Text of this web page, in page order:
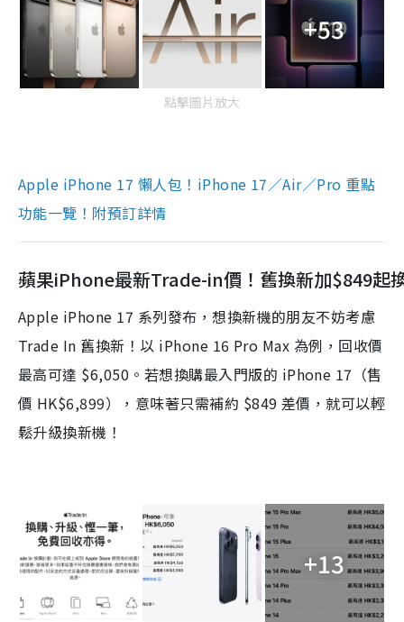
+53
點擊圖片放大
Apple iPhone 17 懶人包！iPhone 17／Air／Pro 重點
功能一覽！附預訂詳情
蘋果iPhone最新Trade-in價！舊換新加$849起
Apple iPhone 17 系列發布，想換新機的朋友不妨考慮
Trade In 舊換新！以 iPhone 16 Pro Max 為例，回收價
最高可達 $6,050。若想換購最入門版的 iPhone 17（售
價 HK$6,899），意味著只需補約 $849 差價，就可以輕
鬆升級換新機！
+13